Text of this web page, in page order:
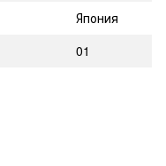
Япония
01